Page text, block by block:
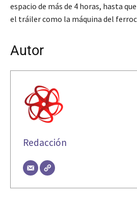
espacio de más de 4 horas, hasta
el tráiler como la máquina del
Autor
Redacción